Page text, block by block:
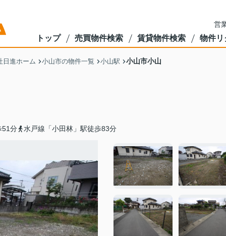
営
トップ 売買物件検索 賃貸物件検索 物件リ
日進ホーム 小山市の物件一覧 小山駅 小山市小山
51分 水戸線「小田林」駅徒歩83分